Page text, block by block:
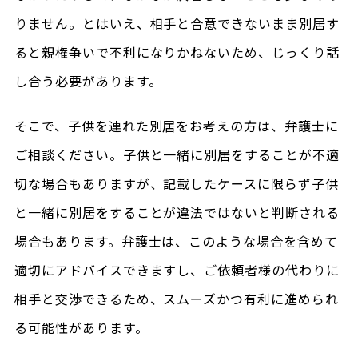
りません。とはいえ、相手と合意できないまま別居す
ると親権争いで不利になりかねないため、じっくり話
し合う必要があります。
そこで、子供を連れた別居をお考えの方は、弁護士に
ご相談ください。子供と一緒に別居をすることが不適
切な場合もありますが、記載したケースに限らず子供
と一緒に別居をすることが違法ではないと判断される
場合もあります。弁護士は、このような場合を含めて
適切にアドバイスできますし、ご依頼者様の代わりに
相手と交渉できるため、スムーズかつ有利に進められ
る可能性があります。